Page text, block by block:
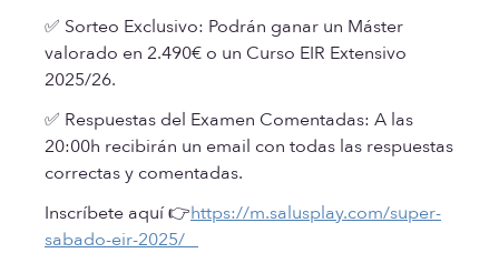
✅ Sorteo Exclusivo: Podrán ganar un Máster
valorado en 2.490€ o un Curso EIR Extensivo
2025/26.
✅ Respuestas del Examen Comentadas: A las
20:00h recibirán un email con todas las respuestas
correctas y comentadas.
Inscríbete aquí 👉https://m.salusplay.com/super-
sabado-eir-2025/